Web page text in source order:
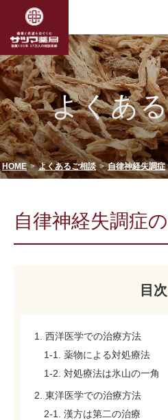
よくあ
HOME よくあるご相談 自律神経失調症
自律神経失調症
目次
1. 西洋医学での治療方法
1-1. 薬物による対処療法
1-2. 対処療法は氷山の一角
2. 東洋医学での治療方法
2-1. 漢方は第二の治療